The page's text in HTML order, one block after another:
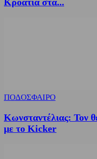
ΠΟΔΟΣΦΑΙΡΟ
Κωνσταντέλιας: Τον
με το Kicker